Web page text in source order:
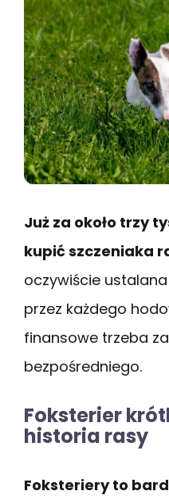
Już za około trzy
kupić szczeniaka
oczywiście
przez każdego
finansowe trzeba
bezpośredniego.
Foksterier
historia rasy
Foksteriery to